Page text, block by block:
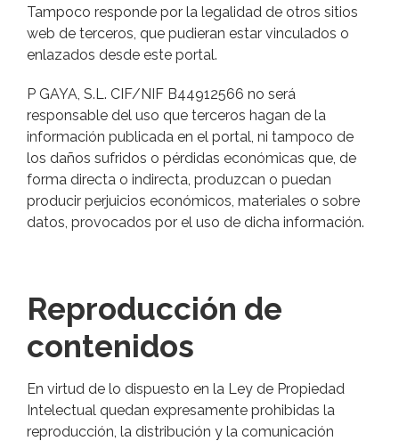
Tampoco responde por la legalidad de otros sitios
web de terceros, que pudieran estar vinculados o
enlazados desde este portal.
P GAYA, S.L. CIF/NIF B44912566 no será
responsable del uso que terceros hagan de la
información publicada en el portal, ni tampoco de
los daños sufridos o pérdidas económicas que, de
forma directa o indirecta, produzcan o puedan
producir perjuicios económicos, materiales o sobre
datos, provocados por el uso de dicha información.
Reproducción de
contenidos
En virtud de lo dispuesto en la Ley de Propiedad
Intelectual quedan expresamente prohibidas la
reproducción, la distribución y la comunicación